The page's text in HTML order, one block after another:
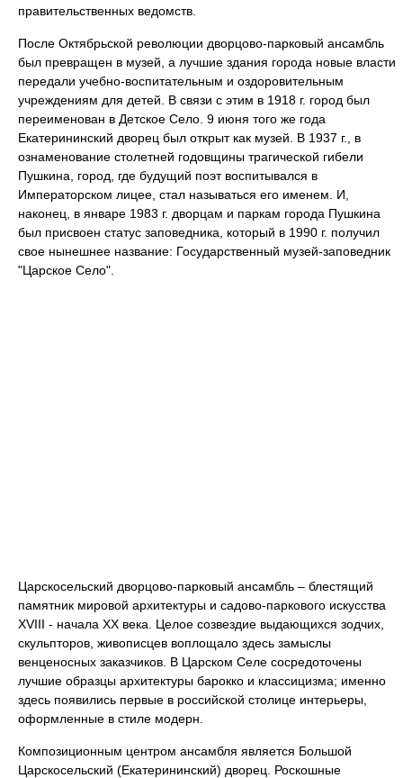
правительственных ведомств.
После Октябрьской революции дворцово-парковый ансамбль
был превращен в музей, а лучшие здания города новые власти
передали учебно-воспитательным и оздоровительным
учреждениям для детей. В связи с этим в 1918 г. город был
переименован в Детское Село. 9 июня того же года
Екатерининский дворец был открыт как музей. В 1937 г., в
ознаменование столетней годовщины трагической гибели
Пушкина, город, где будущий поэт воспитывался в
Императорском лицее, стал называться его именем. И,
наконец, в январе 1983 г. дворцам и паркам города Пушкина
был присвоен статус заповедника, который в 1990 г. получил
свое нынешнее название: Государственный музей-заповедник
"Царское Село".
Царскосельский дворцово-парковый ансамбль – блестящий
памятник мировой архитектуры и садово-паркового искусства
XVIII - начала XX века. Целое созвездие выдающихся зодчих,
скульпторов, живописцев воплощало здесь замыслы
венценосных заказчиков. В Царском Селе сосредоточены
лучшие образцы архитектуры барокко и классицизма; именно
здесь появились первые в российской столице интерьеры,
оформленные в стиле модерн.
Композиционным центром ансамбля является Большой
Царскосельский (Екатерининский) дворец. Роскошные